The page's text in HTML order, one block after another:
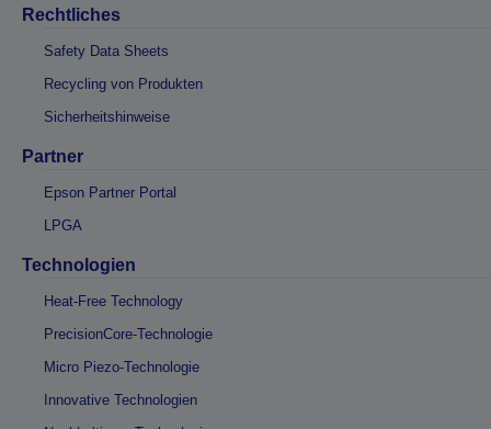
Rechtliches
Safety Data Sheets
Recycling von Produkten
Sicherheitshinweise
Partner
Epson Partner Portal
LPGA
Technologien
Heat-Free Technology
PrecisionCore-Technologie
Micro Piezo-Technologie
Innovative Technologien